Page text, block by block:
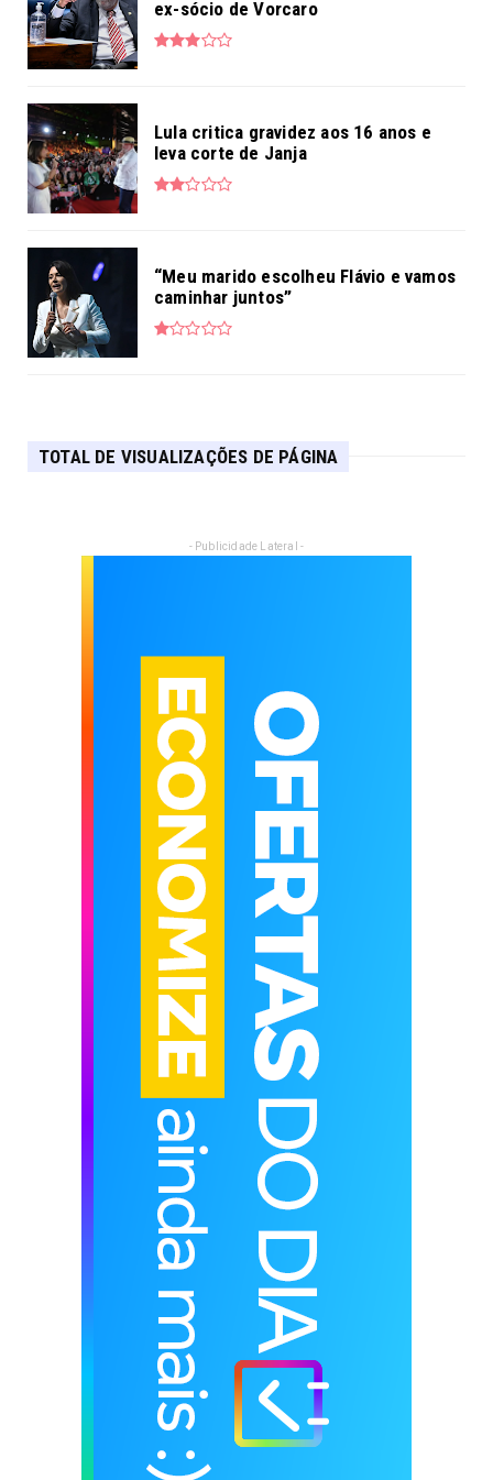
ex-sócio de Vorcaro
Lula critica gravidez aos 16 anos e
leva corte de Janja
“Meu marido escolheu Flávio e vamos
caminhar juntos”
TOTAL DE VISUALIZAÇÕES DE PÁGINA
- Publicidade Lateral -